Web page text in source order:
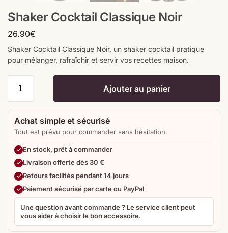
Shaker Cocktail Classique Noir
26.90€
Shaker Cocktail Classique Noir, un shaker cocktail pratique
pour mélanger, rafraîchir et servir vos recettes maison.
Ajouter au panier
Achat simple et sécurisé
Tout est prévu pour commander sans hésitation.
En stock, prêt à commander
Livraison offerte dès 30 €
Retours facilités pendant 14 jours
Paiement sécurisé par carte ou PayPal
Une question avant commande ? Le service client peut
vous aider à choisir le bon accessoire.